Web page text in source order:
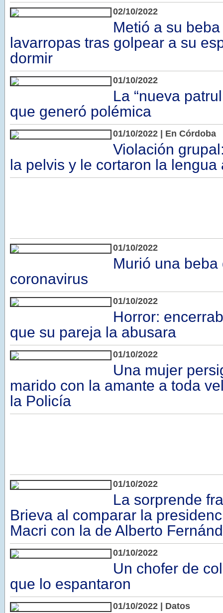
02/10/2022
Metió a su
lavarropas tras golpear a su
dormir
01/10/2022
La “nueva
que generó polémica
01/10/2022 | En Córdoba
Violación
la pelvis y le cortaron la lengua
01/10/2022
Murió una
coronavirus
01/10/2022
Horror:
que su pareja la abusara
01/10/2022
Una mujer
marido con la amante a toda
la Policía
01/10/2022
La sorprende
Brieva al comparar la
Macri con la de Alberto
01/10/2022
Un chofer de
que lo espantaron
01/10/2022 | Datos